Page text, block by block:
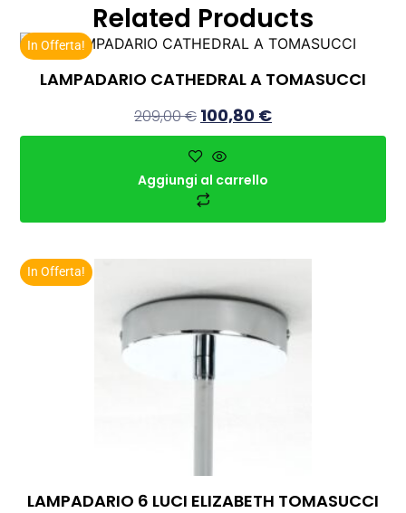
Related Products
In Offerta!
LAMPADARIO CATHEDRAL A TOMASUCCI
209,00€ 100,80 €
Aggiungi al carrello
In Offerta!
LAMPADARIO 6 LUCI ELIZABETH TOMASUCCI